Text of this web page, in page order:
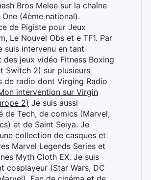
Bros Melee sur la chaîne
One (4ème national).
de Pigiste pour Jeux
Le Nouvel Obs et e TF1. Par
suis intervenu en tant
jeux vidéo Fitness Boxing
Switch 2) sur plusieurs
de radio dont Virging Radio
intervention sur Virgin
2) Je suis aussi
de Tech, de comics (Marvel,
et de Saint Seiya. Je
collection de casques et
Marvel Legends Series et
Myth Cloth EX. Je suis
cosplayeur (Star Wars, DC